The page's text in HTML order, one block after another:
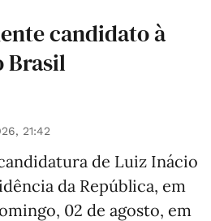
candidato à
Brasil
21:42
de Luiz Inácio
da República, em
02 de agosto, em